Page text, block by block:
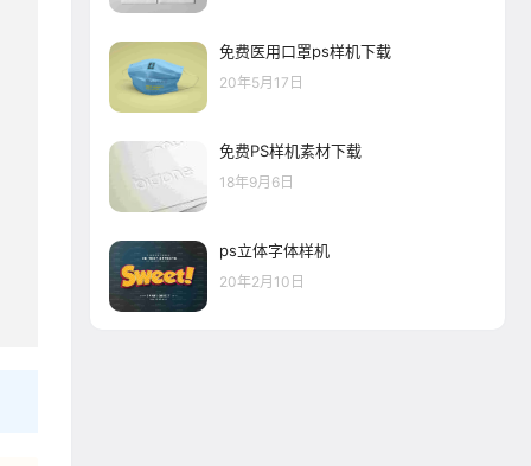
免费医用口罩ps样机下载
20年5月17日
免费PS样机素材下载
18年9月6日
ps立体字体样机
20年2月10日